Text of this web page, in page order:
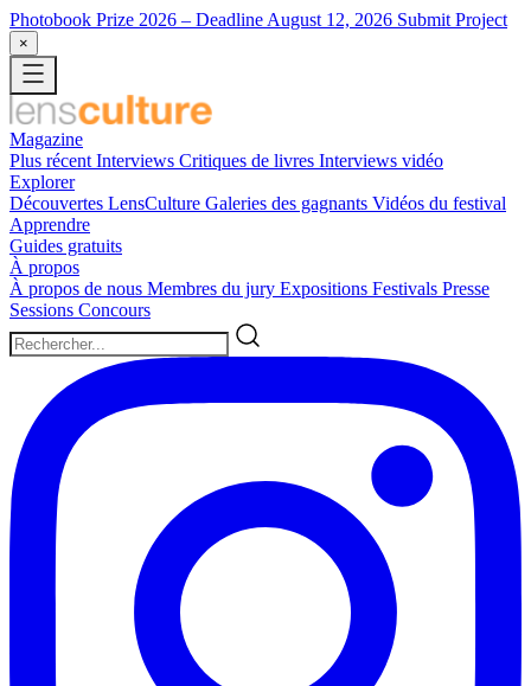
Photobook Prize 2026 – Deadline August 12, 2026 Submit Project
×
Magazine
Plus récent Interviews Critiques de livres Interviews vidéo
Explorer
Découvertes LensCulture Galeries des gagnants Vidéos du festival
Apprendre
Guides gratuits
À propos
À propos de nous Membres du jury Expositions Festivals Presse
Sessions Concours